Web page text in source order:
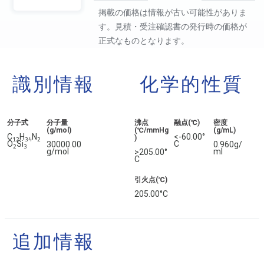
掲載の価格は情報が古い可能性がありま
す。見積・受注確認書の発行時の価格が
正式なものとなります。
識別情報
分子式
C12H 34N2
O2Si3
分子量
(g/mol)
30000.00
g/mol
化学的性質
沸点
(℃/mmHg
)
>205.00°
C
融点(℃)
<-60.00°
C
密度
(g/mL)
0.960g/
ml
引火点(℃)
205.00°C
追加情報